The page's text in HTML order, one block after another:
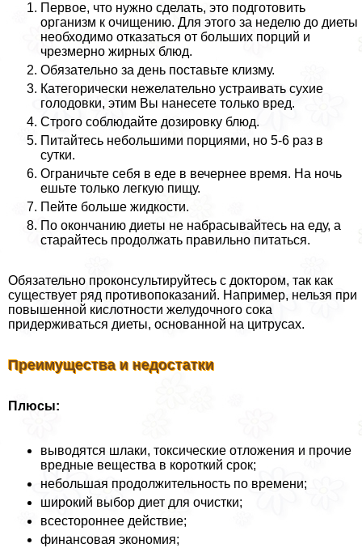
Первое, что нужно сделать, это подготовить
организм к очищению. Для этого за неделю до диеты
необходимо отказаться от больших порций и
чрезмерно жирных блюд.
Обязательно за день поставьте клизму.
Категорически нежелательно устраивать сухие
голодовки, этим Вы нанесете только вред.
Строго соблюдайте дозировку блюд.
Питайтесь небольшими порциями, но 5-6 раз в
сутки.
Ограничьте себя в еде в вечернее время. На ночь
ешьте только легкую пищу.
Пейте больше жидкости.
По окончанию диеты не набрасывайтесь на еду, а
старайтесь продолжать правильно питаться.
Обязательно проконсультируйтесь с доктором, так как
существует ряд противопоказаний. Например, нельзя при
повышенной кислотности желудочного сока
придерживаться диеты, основанной на цитрусах.
Преимущества и недостатки
Плюсы:
выводятся шлаки, токсические отложения и прочие
вредные вещества в короткий срок;
небольшая продолжительность по времени;
широкий выбор диет для очистки;
всестороннее действие;
финансовая экономия;